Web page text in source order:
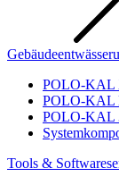
POLO-KAL
POLO-KAL
POLO-KAL
Tools &